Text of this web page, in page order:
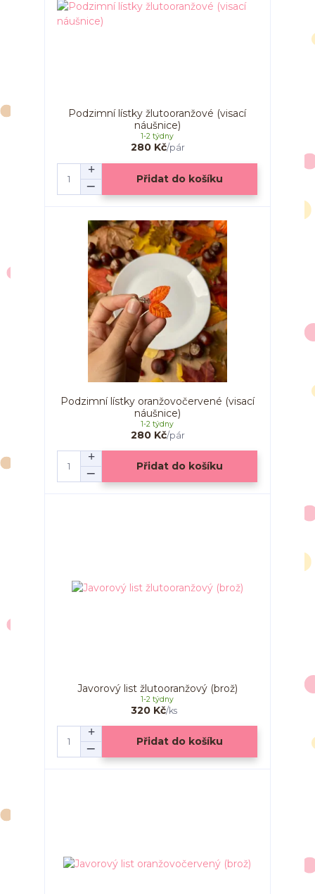
Podzimní lístky žlutooranžové (visací
náušnice)
280 Kč/pár
1-2 týdny
Přidat do košíku
Podzimní lístky oranžovočervené (visací
náušnice)
280 Kč/pár
1-2 týdny
Přidat do košíku
Javorový list žlutooranžový (brož)
320 Kč/ks
1-2 týdny
Přidat do košíku